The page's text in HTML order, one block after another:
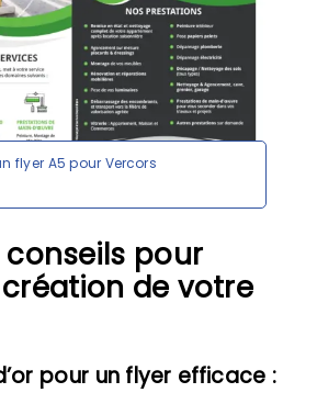
flyer A5 pour Vercors
conseils pour
de votre
pour un flyer efficace :